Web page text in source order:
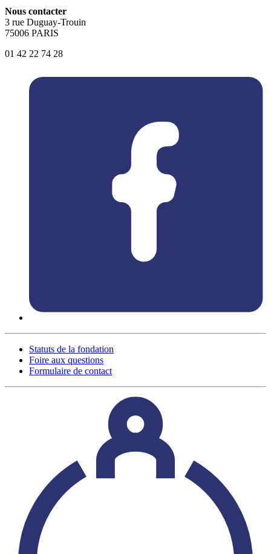
Nous contacter
3 rue Duguay-Trouin
75006 PARIS
01 42 22 74 28
Statuts de la fondation
Foire aux questions
Formulaire de contact